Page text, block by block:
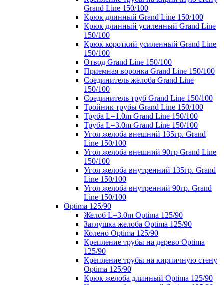
Grand Line 150/100
Крюк длинный Grand Line 150/100
Крюк длинный усиленный Grand Line
150/100
Крюк короткий усиленный Grand Line
150/100
Отвод Grand Line 150/100
Приемная воронка Grand Line 150/100
Соединитель желоба Grand Line
150/100
Соединитель труб Grand Line 150/100
Тройник трубы Grand Line 150/100
Труба L=1.0m Grand Line 150/100
Труба L=3.0m Grand Line 150/100
Угол желоба внешний 135гр. Grand
Line 150/100
Угол желоба внешний 90гр Grand Line
150/100
Угол желоба внутренний 135гр. Grand
Line 150/100
Угол желоба внутренний 90гр. Grand
Line 150/100
Optima 125/90
Желоб L=3.0m Optima 125/90
Заглушка желоба Optima 125/90
Колено Optima 125/90
Крепление трубы на дерево Optima
125/90
Крепление трубы на кирпичную стену
Optima 125/90
Крюк желоба длинный Optima 125/90